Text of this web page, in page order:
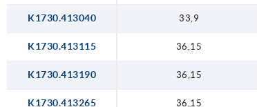
K1730.413040 33,9
K1730.413115 36,15
K1730.413190 36,15
K1730.413265 36,15